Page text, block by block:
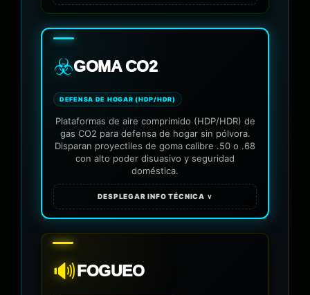
☣️GOMA CO2
DEFENSA DE HOGAR (HDP/HDR)
Plataformas de aire comprimido (HDP/HDR) de
gas CO2 para defensa de hogar sin pólvora.
Disparan proyectiles de goma calibre .50 o .68
con alto poder disuasivo y seguridad
doméstica.
DESPLEGAR INFO TÉCNICA ∨
🔊 FOGUEO